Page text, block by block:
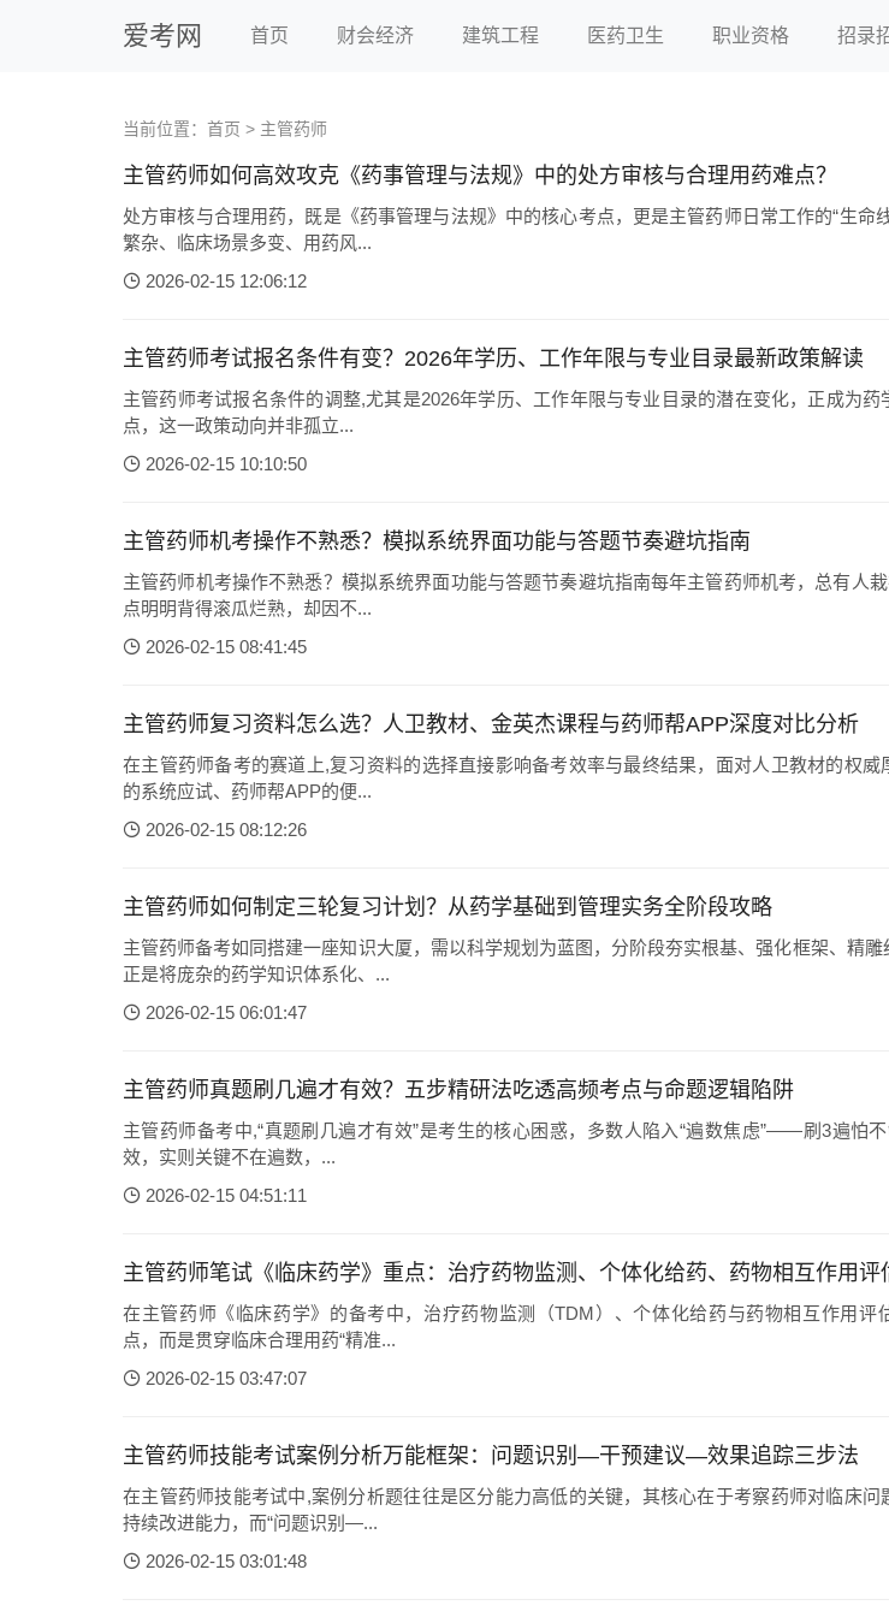
爱考网 首页 财会经济 建筑工程 医药卫生 职业资格 招录
当前位置： 首页 > 主管药师
主管药师如何高效攻克《药事管理与法规》中的处方审核与合理用药难点？
处方审核与合理用药，既是《药事管理与法规》中的核心考点，更是主管药师日常工作的“生命
繁杂、临床场景多变、用药风...
2026-02-15 12:06:12
主管药师考试报名条件有变？2026年学历、工作年限与专业目录最新政策解读
主管药师考试报名条件的调整,尤其是2026年学历、工作年限与专业目录的潜在变化，正成为药
点，这一政策动向并非孤立...
2026-02-15 10:10:50
主管药师机考操作不熟悉？模拟系统界面功能与答题节奏避坑指南
主管药师机考操作不熟悉？模拟系统界面功能与答题节奏避坑指南每年主管药师机考，总有人栽
点明明背得滚瓜烂熟，却因不...
2026-02-15 08:41:45
主管药师复习资料怎么选？人卫教材、金英杰课程与药师帮APP深度对比分析
在主管药师备考的赛道上,复习资料的选择直接影响备考效率与最终结果，面对人卫教材的权威
的系统应试、药师帮APP的便...
2026-02-15 08:12:26
主管药师如何制定三轮复习计划？从药学基础到管理实务全阶段攻略
主管药师备考如同搭建一座知识大厦，需以科学规划为蓝图，分阶段夯实根基、强化框架、精雕
正是将庞杂的药学知识体系化、...
2026-02-15 06:01:47
主管药师真题刷几遍才有效？五步精研法吃透高频考点与命题逻辑陷阱
主管药师备考中,“真题刷几遍才有效”是考生的核心困惑，多数人陷入“遍数焦虑”——刷3遍怕
效，实则关键不在遍数，...
2026-02-15 04:51:11
主管药师笔试《临床药学》重点：治疗药物监测、个体化给药、药物相互作用评
在主管药师《临床药学》的备考中，治疗药物监测（TDM）、个体化给药与药物相互作用评
点，而是贯穿临床合理用药“精准...
2026-02-15 03:47:07
主管药师技能考试案例分析万能框架：问题识别—干预建议—效果追踪三步法
在主管药师技能考试中,案例分析题往往是区分能力高低的关键，其核心在于考察药师对临床问
持续改进能力，而“问题识别—...
2026-02-15 03:01:48